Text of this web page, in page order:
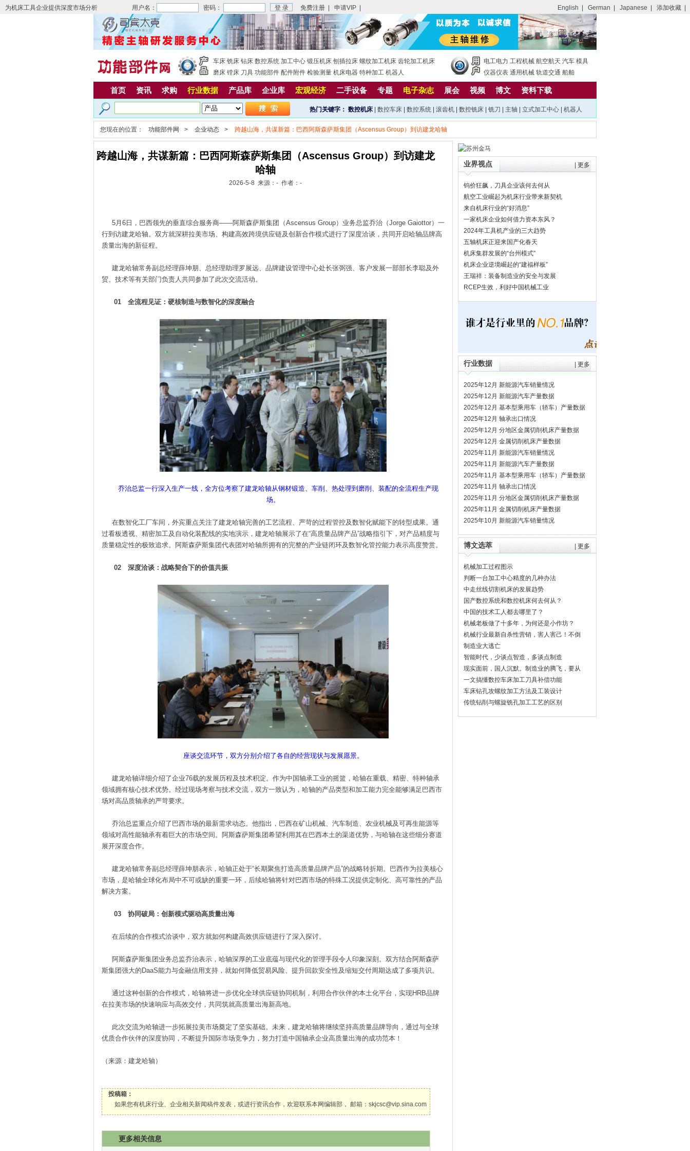
为机床工具企业提供深度市场分析 用户名： 密码： 免费注册 申请VIP English German Japanese 添加收藏
车床 铣床 钻床 数控系统 加工中心 锻压机床 刨插拉床 螺纹加工机床 齿轮加工机床
磨床 镗床 刀具 功能部件 配件附件 检验测量 机床电器 特种加工 机器人
电工电力 工程机械 航空航天 汽车 模具
仪器仪表 通用机械 轨道交通 船舶
首页 资讯 求购 行业数据 产品库 企业库 宏观经济 二手设备 专题 电子杂志 展会 视频 博文 资料下载
热门关键字： 数控机床| 数控车床| 数控系统| 滚齿机| 数控铣床| 铣刀 主轴 立式加工中心| 机器人
您现在的位置： 功能部件网 > 企业动态 > 跨越山海，共谋新篇：巴西阿斯森萨斯集团（Ascensus Group）到访建龙哈轴
跨越山海，共谋新篇：巴西阿斯森萨斯集团（Ascensus Group）到访建龙
哈轴
2026-5-8 来源：- 作者：-
5月6日，巴西领先的垂直综合服务商——阿斯森萨斯集团（Ascensus Group）业务总监乔治（Jorge Gaiottor）一
行到访建龙哈轴。双方就深耕拉美市场、构建高效跨境供应链及创新合作模式进行了深度洽谈，共同开启哈轴品牌高
质量出海的新征程。
建龙哈轴常务副总经理薛坤朋、总经理助理罗展远、品牌建设管理中心处长张弼强、客户发展一部部长李聪及外
贸、技术等有关部门负责人共同参加了此次交流活动。
01 全流程见证：硬核制造与数智化的深度融合
乔治总监一行深入生产一线，全方位考察了建龙哈轴从钢材锻造、车削、热处理到磨削、装配的全流程生产现
场。
在数智化工厂车间，外宾重点关注了建龙哈轴完善的工艺流程、严苛的过程管控及数智化赋能下的转型成果。通
过看板透视、精密加工及自动化装配线的实地演示，建龙哈轴展示了在“高质量品牌产品”战略指引下，对产品精度与
质量稳定性的极致追求。阿斯森萨斯集团代表团对哈轴所拥有的完整的产业链闭环及数智化管控能力表示高度赞赏。
02 深度洽谈：战略契合下的价值共振
座谈交流环节，双方分别介绍了各自的经营现状与发展愿景。
建龙哈轴详细介绍了企业76载的发展历程及技术积淀。作为中国轴承工业的摇篮，哈轴在重载、精密、特种轴承
领域拥有核心技术优势。经过现场考察与技术交流，双方一致认为，哈轴的产品类型和加工能力完全能够满足巴西市
场对高品质轴承的严苛要求。
乔治总监重点介绍了巴西市场的最新需求动态。他指出，巴西在矿山机械、汽车制造、农业机械及可再生能源等
领域对高性能轴承有着巨大的市场空间。阿斯森萨斯集团希望利用其在巴西本土的渠道优势，与哈轴在这些细分赛道
展开深度合作。
建龙哈轴常务副总经理薛坤朋表示，哈轴正处于“长期聚焦打造高质量品牌产品”的战略转折期。巴西作为拉美核心
市场，是哈轴全球化布局中不可或缺的重要一环，后续哈轴将针对巴西市场的特殊工况提供定制化、高可靠性的产品
解决方案。
03 协同破局：创新模式驱动高质量出海
在后续的合作模式洽谈中，双方就如何构建高效供应链进行了深入探讨。
阿斯森萨斯集团业务总监乔治表示，哈轴深厚的工业底蕴与现代化的管理手段令人印象深刻。双方结合阿斯森萨
斯集团强大的DaaS能力与金融信用支持，就如何降低贸易风险、提升回款安全性及缩短交付周期达成了多项共识。
通过这种创新的合作模式，哈轴将进一步优化全球供应链协同机制，利用合作伙伴的本土化平台，实现HRB品牌
在拉美市场的快速响应与高效交付，共同筑就高质量出海新高地。
此次交流为哈轴进一步拓展拉美市场奠定了坚实基础。未来，建龙哈轴将继续坚持高质量品牌导向，通过与全球
优质合作伙伴的深度协同，不断提升国际市场竞争力，努力打造中国轴承企业高质量出海的成功范本！
（来源：建龙哈轴）
投稿箱：
如果您有机床行业、企业相关新闻稿件发表，或进行资讯合作，欢迎联系本网编辑部， 邮箱：skjcsc@vip.sina.com
更多相关信息
业界视点 更多
钨价狂飙，刀具企业该何去何从
航空工业崛起为机床行业带来新契机
来自机床行业的“好消息”
一家机床企业如何借力资本东风？
2024年工具机产业的三大趋势
五轴机床正迎来国产化春天
机床集群发展的“台州模式”
机床企业逆境崛起的“建福样板”
王瑞祥：装备制造业的安全与发展
RCEP生效，利好中国机械工业
行业数据 更多
2025年12月 新能源汽车销量情况
2025年12月 新能源汽车产量数据
2025年12月 基本型乘用车（轿车）产量数据
2025年12月 轴承出口情况
2025年12月 分地区金属切削机床产量数据
2025年12月 金属切削机床产量数据
2025年11月 新能源汽车销量情况
2025年11月 新能源汽车产量数据
2025年11月 基本型乘用车（轿车）产量数据
2025年11月 轴承出口情况
2025年11月 分地区金属切削机床产量数据
2025年11月 金属切削机床产量数据
2025年10月 新能源汽车销量情况
博文选萃 更多
机械加工过程图示
判断一台加工中心精度的几种办法
中走丝线切割机床的发展趋势
国产数控系统和数控机床何去何从？
中国的技术工人都去哪里了？
机械老板做了十多年，为何还是小作坊？
机械行业最新自杀性营销，害人害己！不倒
闭才
制造业大逃亡
智能时代，少谈点智造，多谈点制造
现实面前，国人沉默。制造业的腾飞，要从
机床
一文搞懂数控车床加工刀具补偿功能
车床钻孔攻螺纹加工方法及工装设计
传统钻削与螺旋铣孔加工工艺的区别